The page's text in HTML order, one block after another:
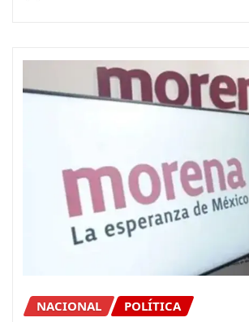
NACIONAL POLÍTICA